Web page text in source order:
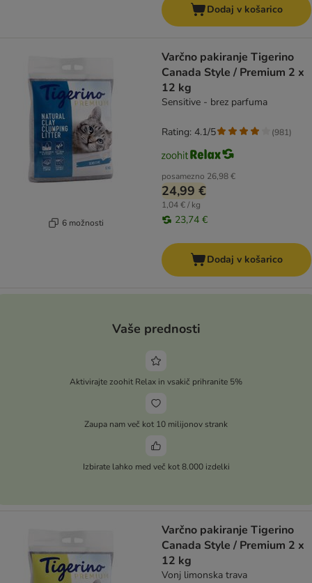
Dodaj v košarico
6 možnosti
Varčno pakiranje Tigerino
Canada Style / Premium 2 x
12 kg
Sensitive - brez parfuma
posamezno 26,98 €
24,99 €
1,04 € / kg
23,74 €
Rating: 4.1/5 (981)
Dodaj v košarico
Vaše prednosti
Aktivirajte zoohit Relax in vsakič prihranite 5%
Zaupa nam več kot 10 milijonov strank
Izbirate lahko med več kot 8.000 izdelki
Varčno pakiranje Tigerino
Canada Style / Premium 2 x
12 kg
Vonj limonska trava